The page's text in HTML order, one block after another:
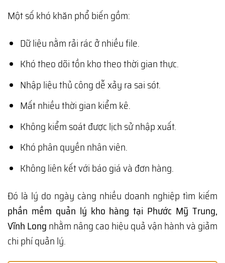
Một số khó khăn phổ biến gồm:
Dữ liệu nằm rải rác ở nhiều file.
Khó theo dõi tồn kho theo thời gian thực.
Nhập liệu thủ công dễ xảy ra sai sót.
Mất nhiều thời gian kiểm kê.
Không kiểm soát được lịch sử nhập xuất.
Khó phân quyền nhân viên.
Không liên kết với báo giá và đơn hàng.
Đó là lý do ngày càng nhiều doanh nghiệp tìm kiếm
phần mềm quản lý kho hàng tại Phước Mỹ Trung,
Vĩnh Long nhằm nâng cao hiệu quả vận hành và giảm
chi phí quản lý.